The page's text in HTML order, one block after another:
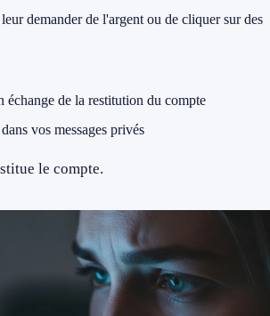
demander de l'argent ou de cliquer sur des
échange de la restitution du compte
vos messages privés
le compte.